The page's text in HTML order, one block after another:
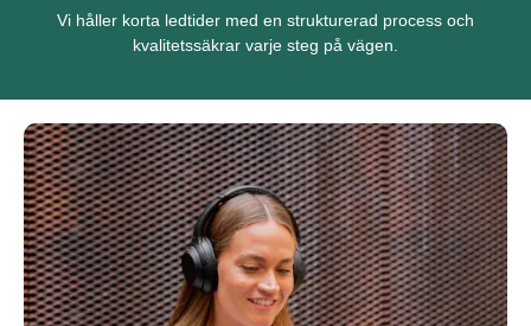
Vi håller korta ledtider med en strukturerad process och
kvalitetssäkrar varje steg på vägen.